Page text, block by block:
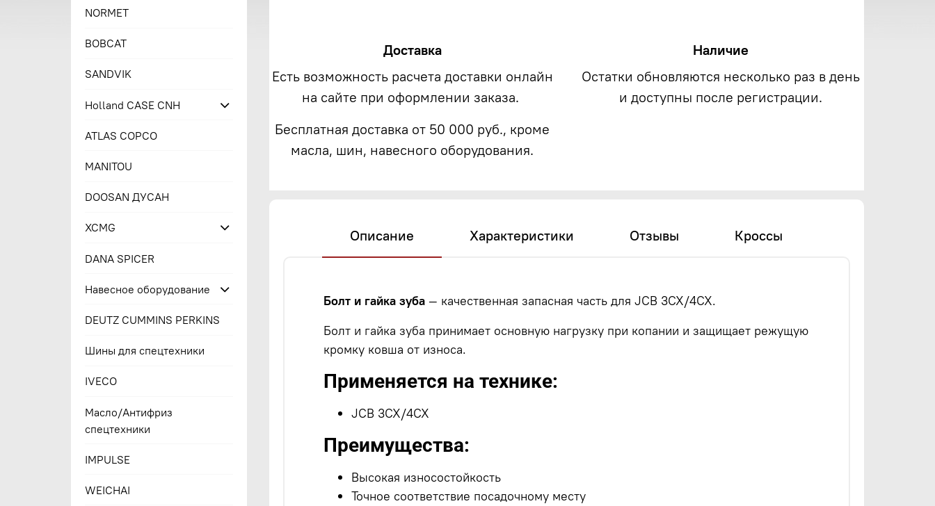
Доставка
Есть возможность расчета доставки онлайн
на сайте при оформлении заказа.
Бесплатная доставка от 50 000 руб., кроме
масла, шин, навесного оборудования.
Наличие
Остатки обновляются несколько раз в день
и доступны после регистрации.
Описание Характеристики Отзывы Кроссы
Болт и гайка зуба — качественная запасная часть для JCB 3CX/4CX.
Болт и гайка зуба принимает основную нагрузку при копании и защищает режущую
кромку ковша от износа.
Применяется на технике:
JCB 3CX/4CX
Преимущества:
Высокая износостойкость
Точное соответствие посадочному месту
NORMET
BOBCAT
SANDVIK
Holland CASE CNH
ATLAS COPCO
MANITOU
DOOSAN ДУСАН
XCMG
DANA SPICER
Навесное оборудование
DEUTZ CUMMINS PERKINS
Шины для спецтехники
IVECO
Масло/Антифриз
спецтехники
IMPULSE
WEICHAI